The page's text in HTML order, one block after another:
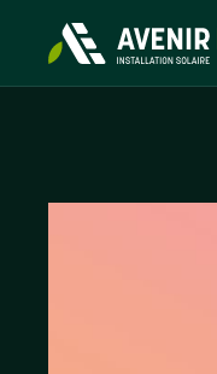
Le micro-
adapté aux